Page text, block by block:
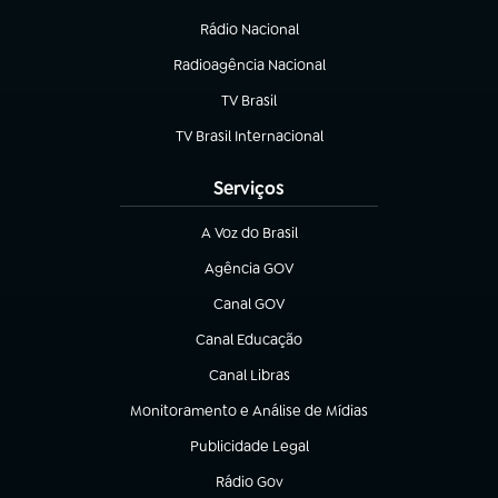
Rádio Nacional
Radioagência Nacional
(abre em nova aba)
TV Brasil
(abre em nova aba)
TV Brasil Internacional
(abre em nova aba)
Serviços
A Voz do Brasil
(abre em nova aba)
Agência GOV
(abre em nova aba)
Canal GOV
(abre em nova aba)
Canal Educação
(abre em nova aba)
Canal Libras
(abre em nova aba)
Monitoramento e Análise de Mídias
(abre em nova aba)
Publicidade Legal
(abre em nova aba)
Rádio Gov
(abre em nova aba)